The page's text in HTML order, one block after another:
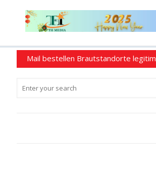
Mail bestellen Brautstandorte legitim